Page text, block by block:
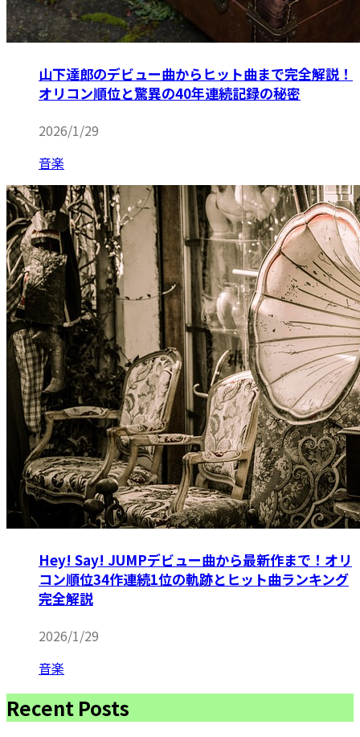
山下達郎のデビュー曲からヒット曲まで完全解説！
オリコン順位と驚異の40年連続記録の秘密
2026/1/29
音楽
Hey! Say! JUMPデビュー曲から最新作まで！オリ
コン順位34作連続1位の軌跡とヒット曲ランキング
完全解説
2026/1/29
音楽
Recent Posts